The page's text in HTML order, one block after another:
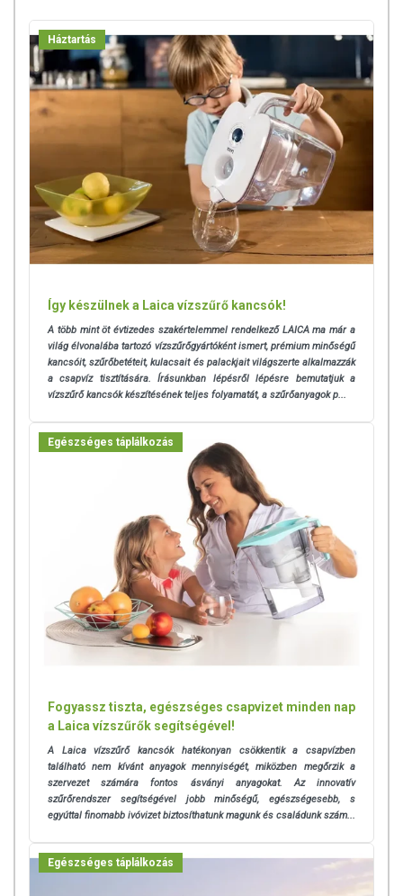
Háztartás
Így készülnek a Laica vízszűrő kancsók!
A több mint öt évtizedes szakértelemmel rendelkező LAICA ma már a
világ élvonalába tartozó vízszűrőgyártóként ismert, prémium minőségű
kancsóit, szűrőbetéteit, kulacsait és palackjait világszerte alkalmazzák
a csapvíz tisztítására. Írásunkban lépésről lépésre bemutatjuk a
vízszűrő kancsók készítésének teljes folyamatát, a szűrőanyagok p...
Egészséges táplálkozás
Fogyassz tiszta, egészséges csapvizet minden nap
a Laica vízszűrők segítségével!
A Laica vízszűrő kancsók hatékonyan csökkentik a csapvízben
található nem kívánt anyagok mennyiségét, miközben megőrzik a
szervezet számára fontos ásványi anyagokat. Az innovatív
szűrőrendszer segítségével jobb minőségű, egészségesebb, s
egyúttal finomabb ivóvizet biztosíthatunk magunk és családunk szám...
Egészséges táplálkozás